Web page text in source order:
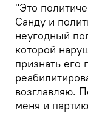
"Это
Санду и
неугодный
которой
признать
возглавляю.
меня и